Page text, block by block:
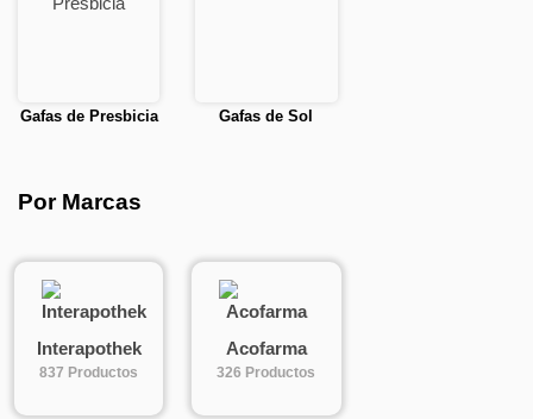
Gafas de Presbicia Gafas de Sol
Por Marcas
Interapothek
837 Productos
Acofarma
326 Productos